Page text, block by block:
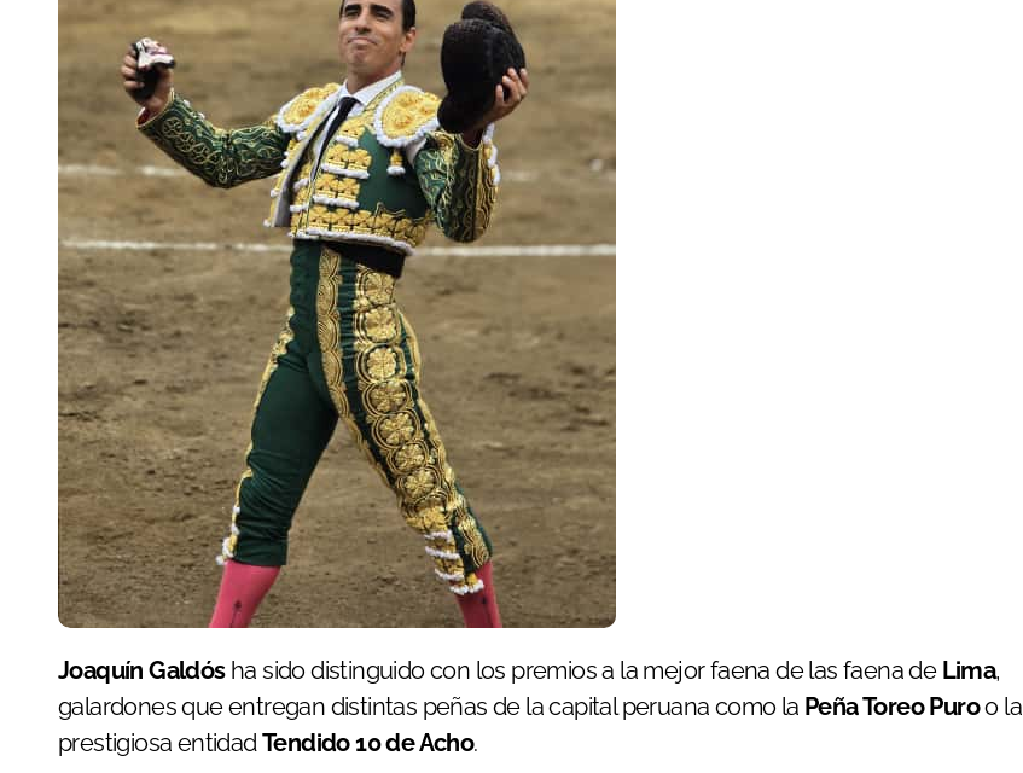
Joaquín Galdósha sido distinguido con los premios a la mejor faena de las faena de Lima,
galardones que entregan distintas peñas de la capital peruana como la Peña Toreo Puroo la
prestigiosa entidadTendido 10 de Acho.